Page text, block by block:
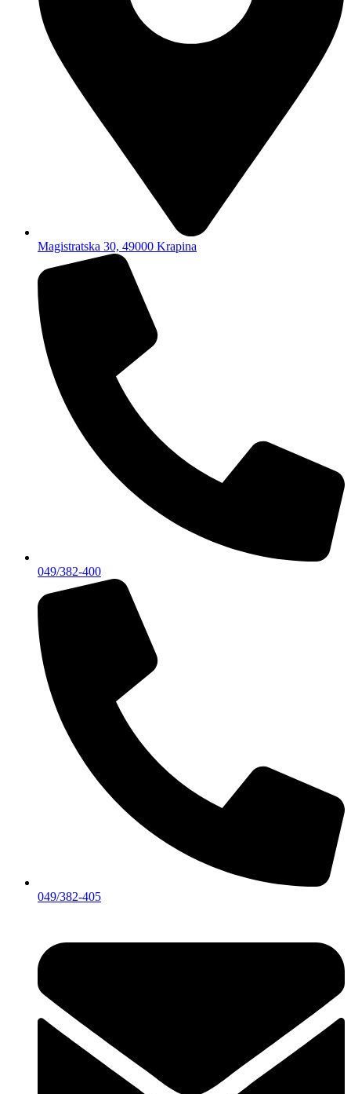
Magistratska 30, 49000 Krapina
049/382-400
049/382-405